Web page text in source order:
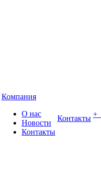
Компания
О нас
Новости
Контакты
Контакты +